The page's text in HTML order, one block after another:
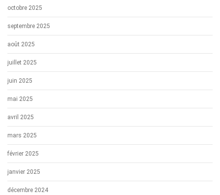
octobre 2025
septembre 2025
août 2025
juillet 2025
juin 2025
mai 2025
avril 2025
mars 2025
février 2025
janvier 2025
décembre 2024